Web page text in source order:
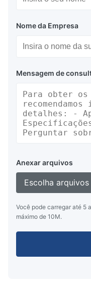
Nome da Empresa
Mensagem de
Anexar arquivos
Escolha arquivos
Você pode carregar até 5
máximo de 10M.